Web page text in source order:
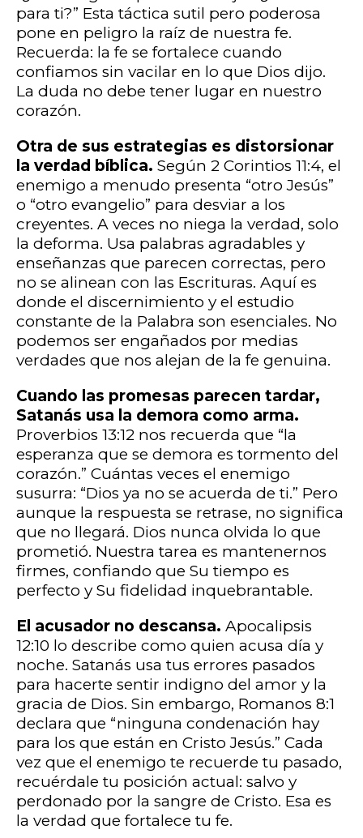
para ti?” Esta táctica sutil pero poderosa
pone en peligro la raíz de nuestra fe.
Recuerda: la fe se fortalece cuando
confiamos sin vacilar en lo que Dios dijo.
La duda no debe tener lugar en nuestro
corazón.
Otra de sus estrategias es distorsionar
la verdad bíblica. Según 2 Corintios 11:4, el
enemigo a menudo presenta “otro Jesús”
o “otro evangelio” para desviar a los
creyentes. A veces no niega la verdad, solo
la deforma. Usa palabras agradables y
enseñanzas que parecen correctas, pero
no se alinean con las Escrituras. Aquí es
donde el discernimiento y el estudio
constante de la Palabra son esenciales. No
podemos ser engañados por medias
verdades que nos alejan de la fe genuina.
Cuando las promesas parecen tardar,
Satanás usa la demora como arma.
Proverbios 13:12 nos recuerda que “la
esperanza que se demora es tormento del
corazón.” Cuántas veces el enemigo
susurra: “Dios ya no se acuerda de ti.” Pero
aunque la respuesta se retrase, no significa
que no llegará. Dios nunca olvida lo que
prometió. Nuestra tarea es mantenernos
firmes, confiando que Su tiempo es
perfecto y Su fidelidad inquebrantable.
El acusador no descansa. Apocalipsis
12:10 lo describe como quien acusa día y
noche. Satanás usa tus errores pasados
para hacerte sentir indigno del amor y la
gracia de Dios. Sin embargo, Romanos 8:1
declara que “ninguna condenación hay
para los que están en Cristo Jesús.” Cada
vez que el enemigo te recuerde tu pasado,
recuérdale tu posición actual: salvo y
perdonado por la sangre de Cristo. Esa es
la verdad que fortalece tu fe.